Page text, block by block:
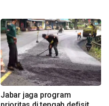
Jabar jaga program